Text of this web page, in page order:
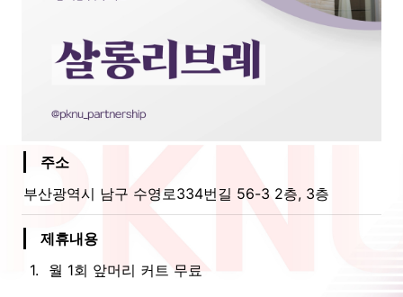
주소
부산광역시 남구 수영로334번길 56-3 2층, 3층
제휴내용
1. 월 1회 앞머리 커트 무료